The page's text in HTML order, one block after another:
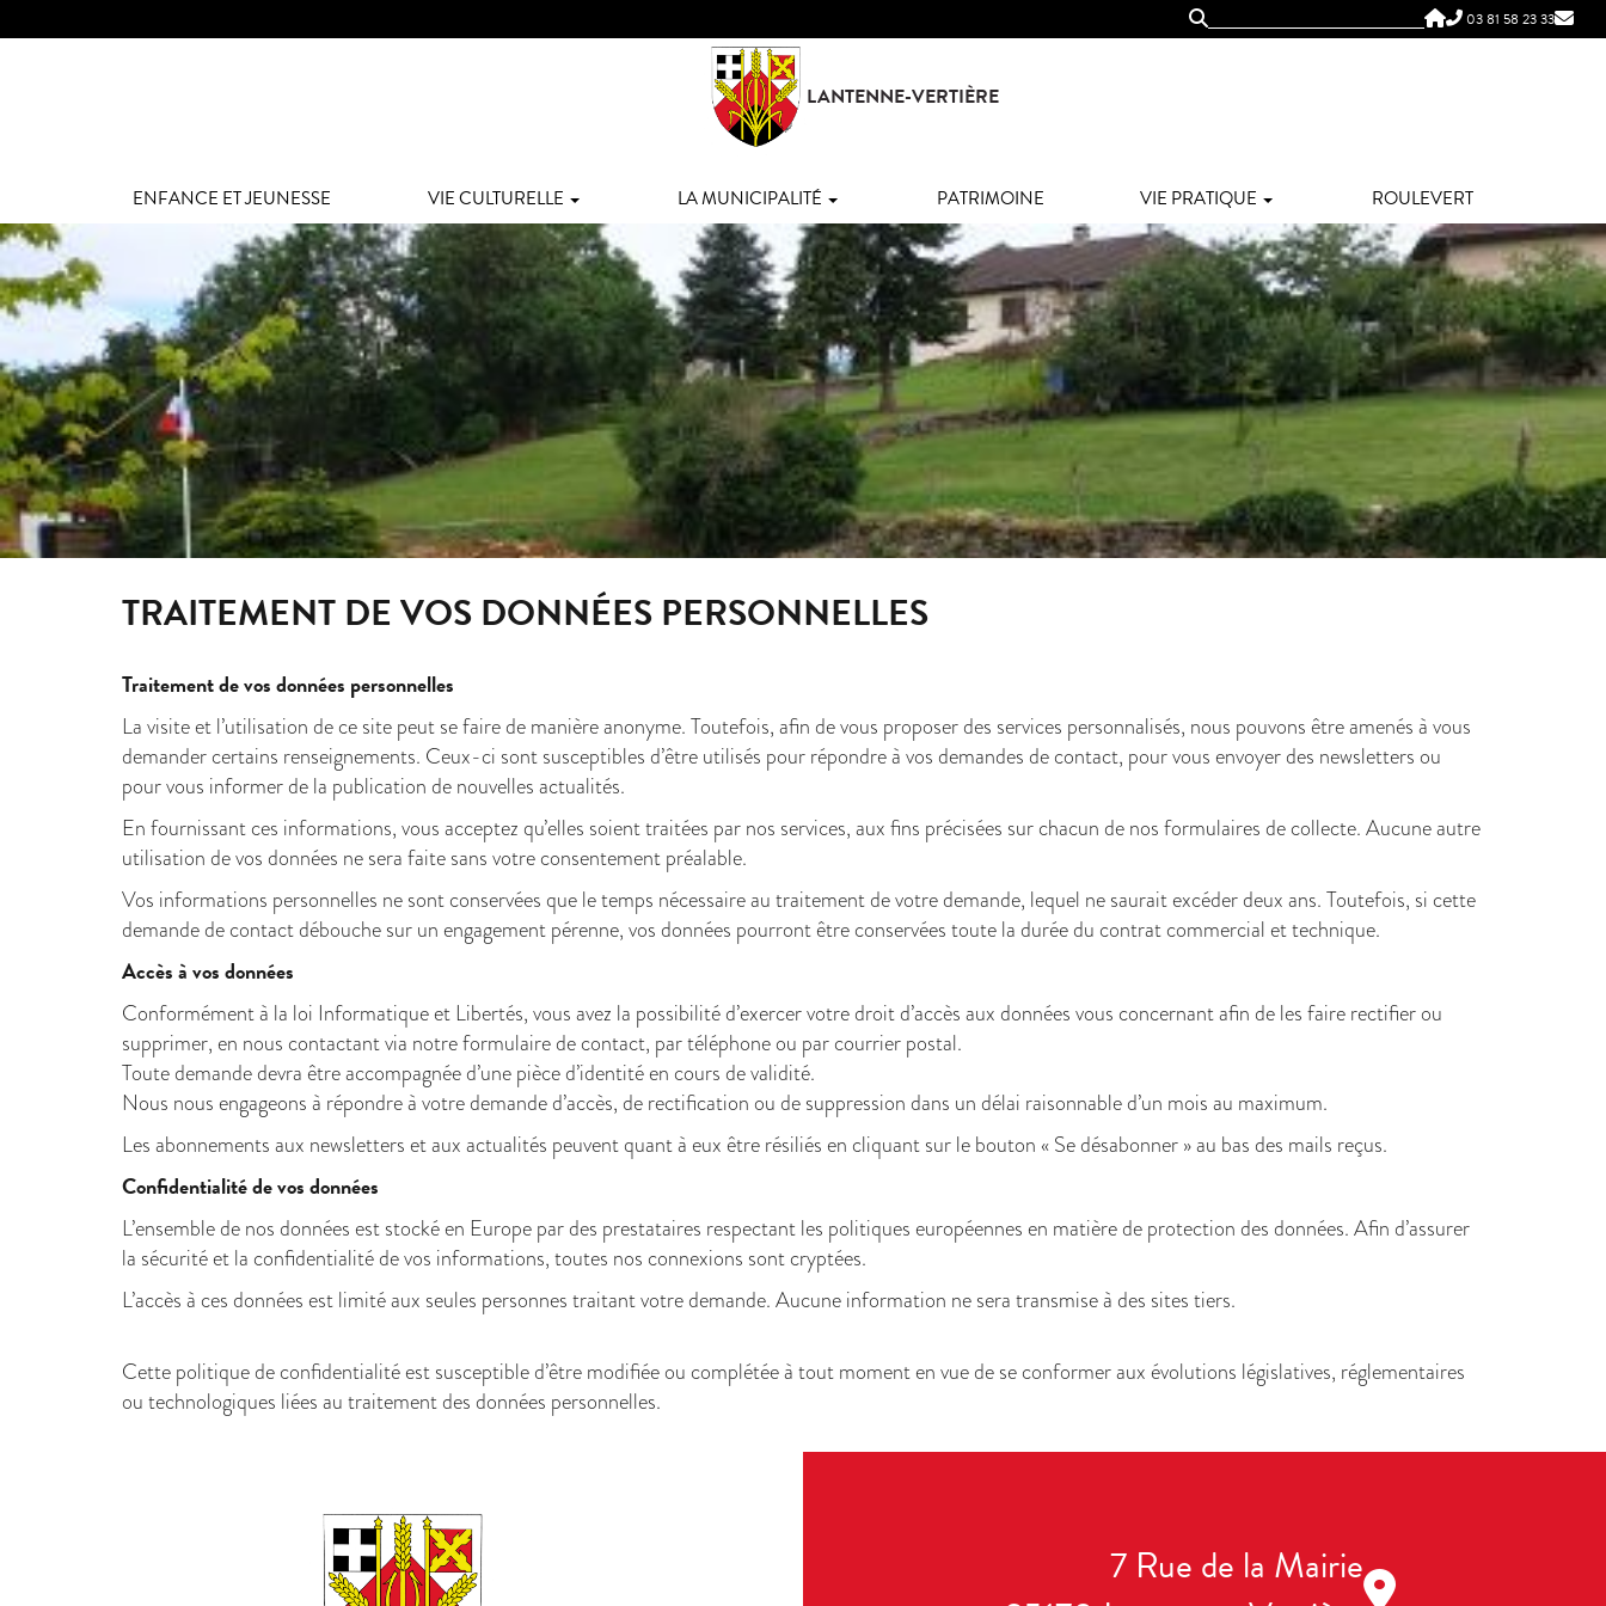
03 81 58 23 33
LANTENNE-VERTIÈRE
ENFANCE ET JEUNESSE VIE CULTURELLE LA MUNICIPALITÉ PATRIMOINE VIE PRATIQUE ROULEVERT
TRAITEMENT DE VOS DONNÉES PERSONNELLES
Traitement de vos données personnelles
La visite et l’utilisation de ce site peut se faire de manière anonyme. Toutefois, afin de vous proposer des services personnalisés, nous pouvons être amenés à vous
demander certains renseignements. Ceux-ci sont susceptibles d’être utilisés pour répondre à vos demandes de contact, pour vous envoyer des newsletters ou
pour vous informer de la publication de nouvelles actualités.
En fournissant ces informations, vous acceptez qu’elles soient traitées par nos services, aux fins précisées sur chacun de nos formulaires de collecte. Aucune autre
utilisation de vos données ne sera faite sans votre consentement préalable.
Vos informations personnelles ne sont conservées que le temps nécessaire au traitement de votre demande, lequel ne saurait excéder deux ans. Toutefois, si cette
demande de contact débouche sur un engagement pérenne, vos données pourront être conservées toute la durée du contrat commercial et technique.
Accès à vos données
Conformément à la loi Informatique et Libertés, vous avez la possibilité d’exercer votre droit d’accès aux données vous concernant afin de les faire rectifier ou
supprimer, en nous contactant via notre formulaire de contact, par téléphone ou par courrier postal.
Toute demande devra être accompagnée d’une pièce d’identité en cours de validité.
Nous nous engageons à répondre à votre demande d’accès, de rectification ou de suppression dans un délai raisonnable d’un mois au maximum.
Les abonnements aux newsletters et aux actualités peuvent quant à eux être résiliés en cliquant sur le bouton « Se désabonner » au bas des mails reçus.
Confidentialité de vos données
L’ensemble de nos données est stocké en Europe par des prestataires respectant les politiques européennes en matière de protection des données. Afin d’assurer
la sécurité et la confidentialité de vos informations, toutes nos connexions sont cryptées.
L’accès à ces données est limité aux seules personnes traitant votre demande. Aucune information ne sera transmise à des sites tiers.
Cette politique de confidentialité est susceptible d’être modifiée ou complétée à tout moment en vue de se conformer aux évolutions législatives, réglementaires
ou technologiques liées au traitement des données personnelles.
7 Rue de la Mairie